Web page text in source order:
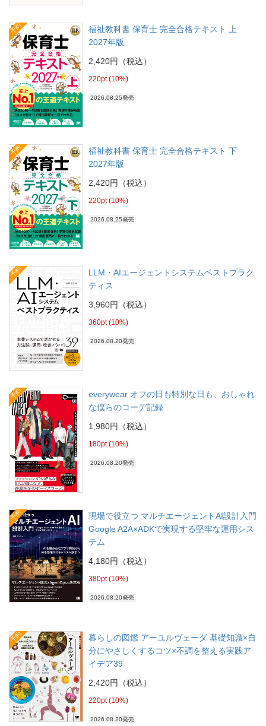
予約
福祉教科書 保育士 完全合格テキスト 上
2027年版
2,420円（税込）
220pt (10%)
2026.08.25発売
予約
福祉教科書 保育士 完全合格テキスト 下
2027年版
2,420円（税込）
220pt (10%)
2026.08.25発売
予約
LLM・AIエージェントシステムベストプラク
ティス
3,960円（税込）
360pt (10%)
2026.08.20発売
予約
everywear オフの日も特別な日も、おしゃれ
な僕らのコーデ記録
1,980円（税込）
180pt (10%)
2026.08.20発売
予約
現場で役立つ マルチエージェントAI設計入門
Google A2A×ADKで実現する堅牢な運用シス
テム
4,180円（税込）
380pt (10%)
2026.08.20発売
予約
暮らしの図鑑 アーユルヴェーダ 基礎知識×自
分にやさしくするコツ×不調を整える実践ア
イデア39
2,420円（税込）
220pt (10%)
2026.08.20発売